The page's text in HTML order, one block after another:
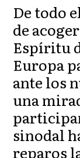
De todo
de
Espíritu
Europa
ante los
una
sinodal
reparos